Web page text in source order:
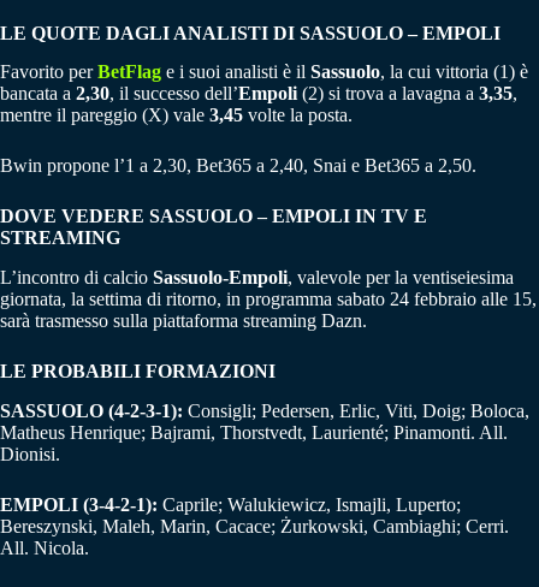
LE QUOTE DAGLI ANALISTI DI SASSUOLO – EMPOLI
Favorito perBetFlag e i suoi analisti è il Sassuolo, la cui vittoria (1) è
bancata a 2,30, il successo dell’Empoli(2) si trova a lavagna a 3,35,
mentre il pareggio (X) vale 3,45 volte la posta.
Bwin propone l’1 a 2,30, Bet365 a 2,40, Snai e Bet365 a 2,50.
DOVE VEDERE SASSUOLO – EMPOLI IN TV E
STREAMING
L’incontro di calcio Sassuolo-Empoli, valevole per la ventiseiesima
giornata, la settima di ritorno, in programma sabato 24 febbraio alle 15,
sarà trasmesso sulla piattaforma streaming Dazn.
LE PROBABILI FORMAZIONI
SASSUOLO (4-2-3-1): Consigli; Pedersen, Erlic, Viti, Doig; Boloca,
Matheus Henrique; Bajrami, Thorstvedt, Laurienté; Pinamonti. All.
Dionisi.
EMPOLI (3-4-2-1): Caprile; Walukiewicz, Ismajli, Luperto;
Bereszynski, Maleh, Marin, Cacace; Żurkowski, Cambiaghi; Cerri.
All. Nicola.